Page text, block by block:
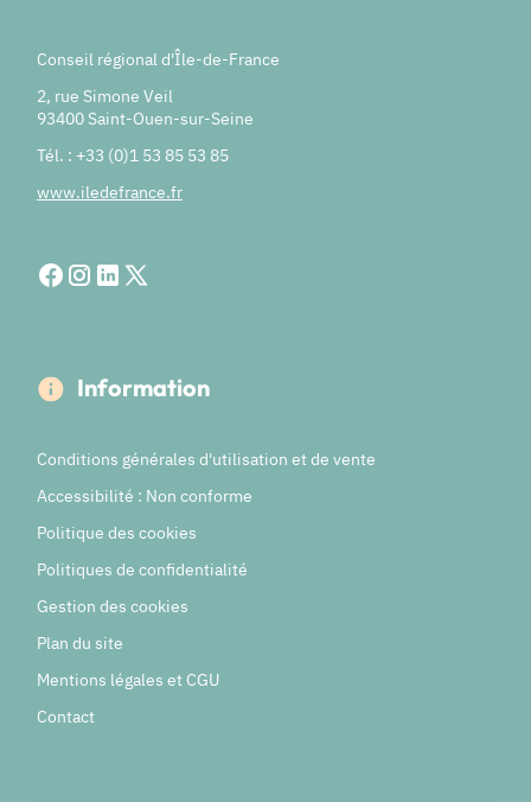
Conseil régional d'Île-de-France
2, rue Simone Veil
93400 Saint-Ouen-sur-Seine
Tél. : +33 (0)1 53 85 53 85
www.iledefrance.fr
Information
Conditions générales d'utilisation et de vente
Accessibilité : Non conforme
Politique des cookies
Politiques de confidentialité
Gestion des cookies
Plan du site
Mentions légales et CGU
Contact